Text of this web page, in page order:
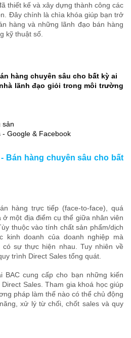
thiết kế và xây dựng thành công các
Đây chính là chìa khóa giúp bạn trở
hàng và những lãnh đạo bán hàng
kỹ thuật số.
hàng chuyên sâu cho bất kỳ ai
lãnh đạo giỏi trong môi trường
sản
- Google & Facebook
Bán hàng chuyên sâu cho bất
hàng trực tiếp (face-to-face), quá
một địa điểm cụ thể giữa nhân viên
thuộc vào tính chất sản phẩm/dịch
kinh doanh của doanh nghiệp mà
sự thực hiện nhau. Tuy nhiên về
trình Direct Sales tổng quát.
BAC cung cấp cho bạn những kiến
Sales. Tham gia khoá học giúp
pháp làm thế nào có thể chủ động
xử lý từ chối, chốt sales và quy